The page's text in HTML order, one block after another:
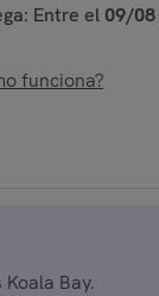
Entre el 09/08
funciona?
de descuento adicional a partir de 2 productos comprados Koala Bay.